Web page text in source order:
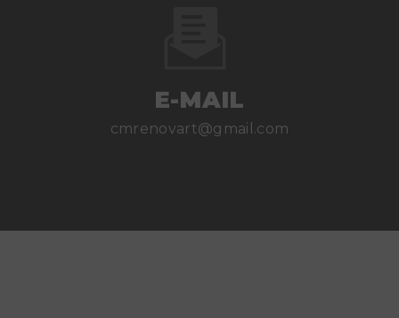
E-MAIL
cmrenovart@gmail.com